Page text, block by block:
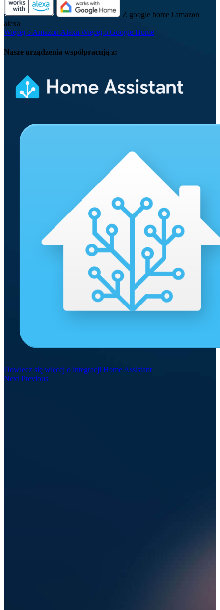
Z google home i amazon
alexa
Więcej o Amazon Alexa Więcej o Google Home
Nasze urządzenia współpracują z:
Dowiedz się więcej o integracji Home Assistant
Next Previous